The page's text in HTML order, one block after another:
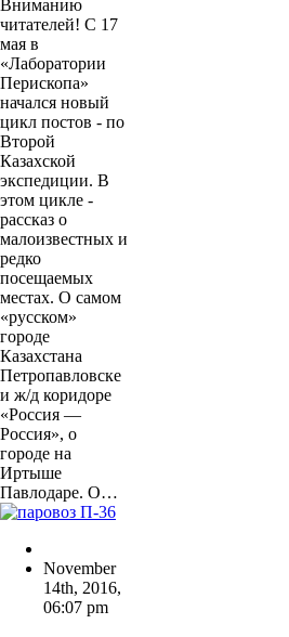
Вниманию
читателей! С 17
мая в
«Лаборатории
Перископа»
начался новый
цикл постов - по
Второй
Казахской
экспедиции. В
этом цикле -
рассказ о
малоизвестных и
редко
посещаемых
местах. О самом
«русском»
городе
Казахстана
Петропавловске
и ж/д коридоре
«Россия —
Россия», о
городе на
Иртыше
Павлодаре. О…
November
14th, 2016,
06:07 pm